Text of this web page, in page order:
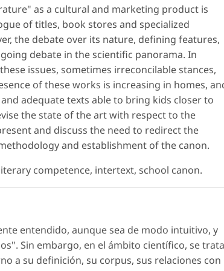
as a cultural and marketing product is
of titles, book stores and specialized
the debate over its nature, defining features,
debate in the scientific panorama. In
issues, sometimes irreconcilable stances,
of these works is increasing in homes,
adequate texts able to bring kids closer to
the state of the art with respect to the
and discuss the need to redirect the
and establishment of the canon.
competence, intertext, school canon.
entendido, aunque sea de modo intuitivo, y
Sin embargo, en el ámbito científico, se trata
a su definición, su corpus, sus relaciones con